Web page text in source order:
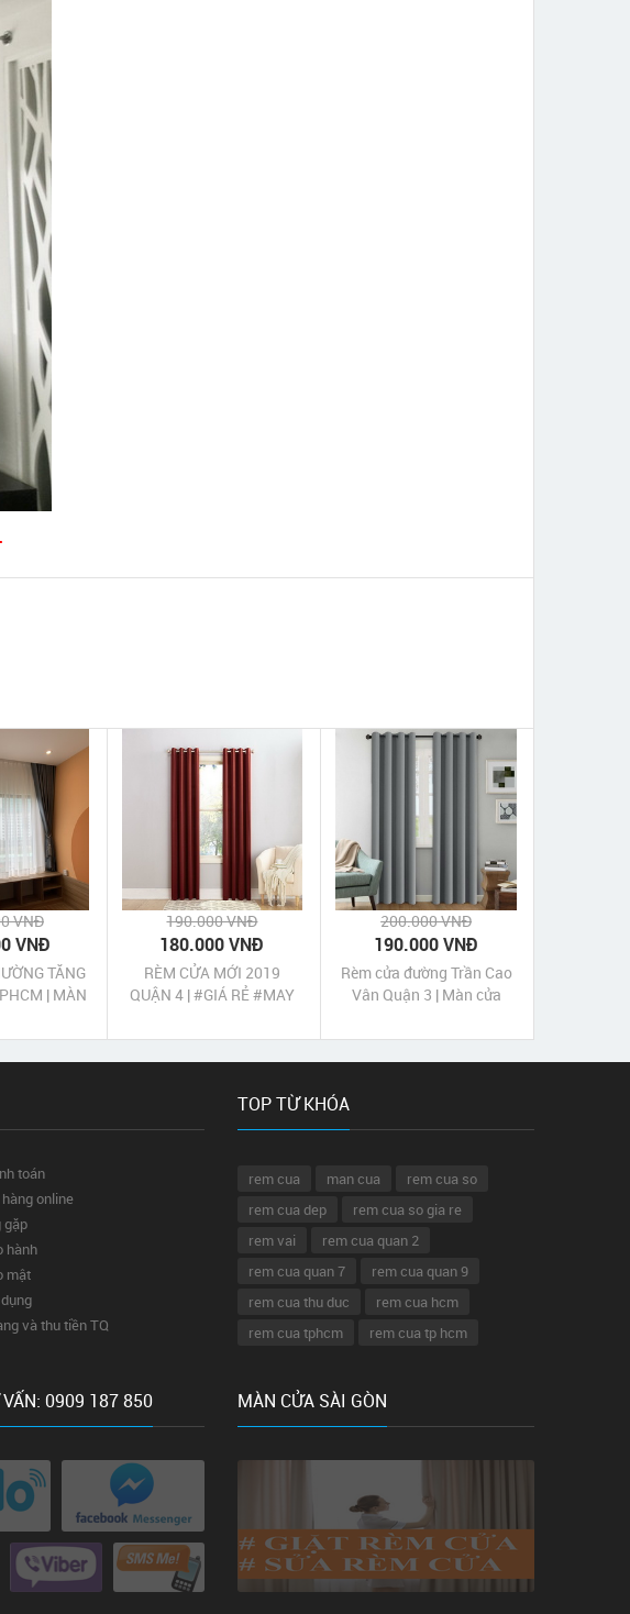
VNĐ
VNĐ
TĂNG
| MÀN
TPHCM
190.000 VNĐ
180.000 VNĐ
RÈM CỬA MỚI 2019
QUẬN 4 | #GIÁ RẺ #MAY
HÀNH 3 NĂM
200.000 VNĐ
190.000 VNĐ
Rèm cửa đường Trần Cao
Vân Quận 3 | Màn cửa
HCM
toán
online
gặp
hành
mật
và thu tiền TQ
TOP TỪ KHÓA
rem cua man cua
rem cua so
rem cua dep
rem cua so gia re
rem vai
rem cua quan 2
rem cua quan 7
rem cua quan 9
rem cua thu duc
rem cua hcm
rem cua tphcm
rem cua tp hcm
0909 187 850 MÀN CỬA SÀI GÒN